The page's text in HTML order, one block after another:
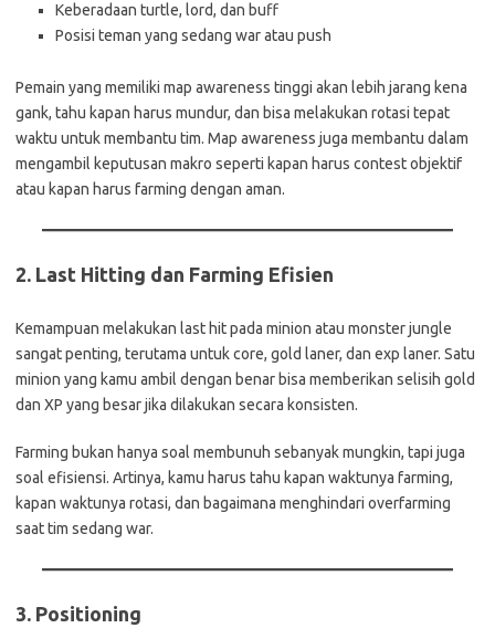
Keberadaan turtle, lord, dan buff
Posisi teman yang sedang war atau push
Pemain yang memiliki map awareness tinggi akan lebih jarang kena
gank, tahu kapan harus mundur, dan bisa melakukan rotasi tepat
waktu untuk membantu tim. Map awareness juga membantu dalam
mengambil keputusan makro seperti kapan harus contest objektif
atau kapan harus farming dengan aman.
2. Last Hitting dan Farming Efisien
Kemampuan melakukan last hit pada minion atau monster jungle
sangat penting, terutama untuk core, gold laner, dan exp laner. Satu
minion yang kamu ambil dengan benar bisa memberikan selisih gold
dan XP yang besar jika dilakukan secara konsisten.
Farming bukan hanya soal membunuh sebanyak mungkin, tapi juga
soal efisiensi. Artinya, kamu harus tahu kapan waktunya farming,
kapan waktunya rotasi, dan bagaimana menghindari overfarming
saat tim sedang war.
3. Positioning